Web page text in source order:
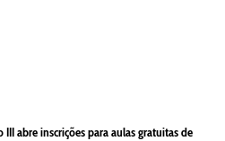
abre inscrições para aulas gratuitas de